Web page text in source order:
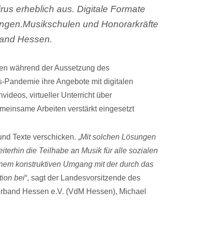
erheblich aus. Digitale Formate
und Honorarkräfte
Hessen.
während der Aussetzung des
Pandemie ihre Angebote mit digitalen
virtueller Unterricht über
Arbeiten verstärkt eingesetzt
Texte verschicken. „Mit solchen Lösungen
die Teilhabe an Musik für alle sozialen
konstruktiven Umgang mit der durch das
bei“, sagt der Landesvorsitzende des
Hessen e.V. (VdM Hessen), Michael